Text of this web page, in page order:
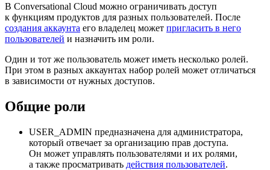
В Conversational Cloud можно ограничивать доступ
к функциям продуктов для разных пользователей. После
создания аккаунта его владелец может пригласить в него
пользователей и назначить им роли.
Один и тот же пользователь может иметь несколько ролей.
При этом в разных аккаунтах набор ролей может отличаться
в зависимости от нужных доступов.
Общие роли
USER_ADMIN предназначена для администратора,
который отвечает за организацию прав доступа.
Он может управлять пользователями и их ролями,
а также просматривать действия пользователей.